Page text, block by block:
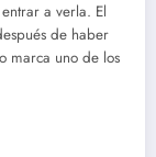
a verla. El
de haber
marca uno de los